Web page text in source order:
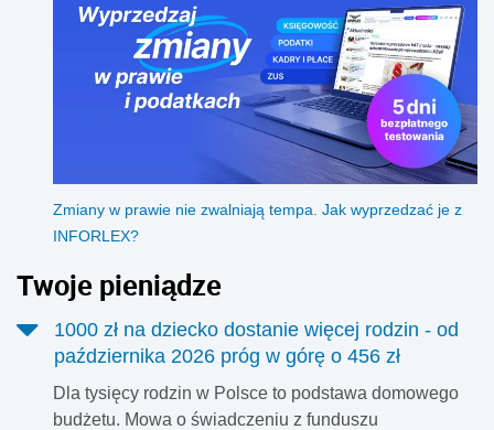
Zmiany w prawie nie zwalniają tempa. Jak wyprzedzać je z
INFORLEX?
Twoje pieniądze
1000 zł na dziecko dostanie więcej rodzin - od
października 2026 próg w górę o 456 zł
Dla tysięcy rodzin w Polsce to podstawa domowego
budżetu. Mowa o świadczeniu z funduszu